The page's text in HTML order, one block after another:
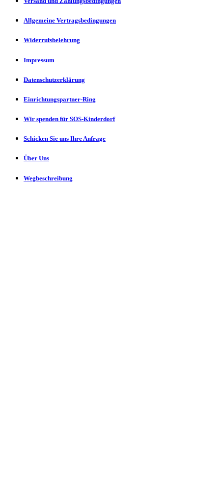
Allgemeine Vertragsbedingungen
Widerrufsbelehrung
Impressum
Datenschutzerklärung
Einrichtungspartner-Ring
Wir spenden für SOS-Kinderdorf
Schicken Sie uns Ihre Anfrage
Über Uns
Wegbeschreibung